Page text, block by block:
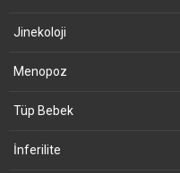
Jinekoloji
Menopoz
Tüp Bebek
İnferilite